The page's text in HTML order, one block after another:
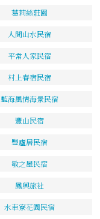
葛莉絲莊園
人間山水民宿
平常人家民宿
村上春宿民宿
藍海風情海景民宿
豐山民宿
豐廬居民宿
敏之屋民宿
鳳興旅社
水車寮花園民宿